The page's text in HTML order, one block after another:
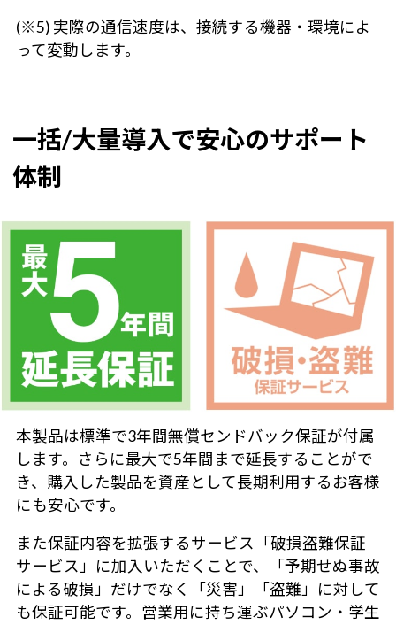
(※5) 実際の通信速度は、接続する機器・環境によ
って変動します。
一括/大量導入で安心のサポート
体制
本製品は標準で3年間無償センドバック保証が付属
します。さらに最大で5年間まで延長することがで
き、購入した製品を資産として長期利用するお客様
にも安心です。
また保証内容を拡張するサービス「破損盗難保証
サービス」に加入いただくことで、「予期せぬ事故
による破損」だけでなく「災害」「盗難」に対して
も保証可能です。営業用に持ち運ぶパソコン・学生